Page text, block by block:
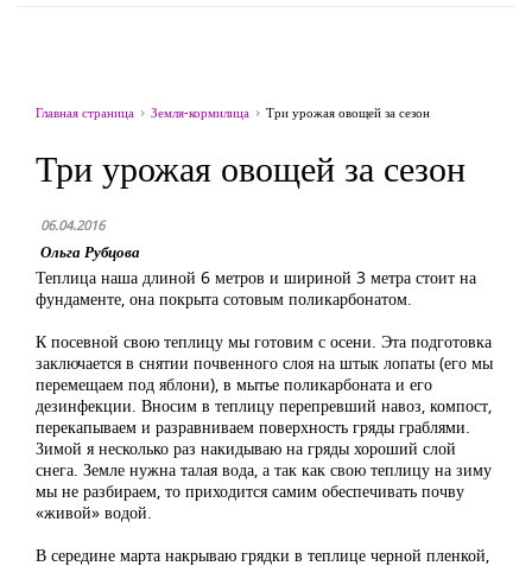
Главная страница Земля-кормилица Три урожая овощей за сезон
Три урожая овощей за сезон
06.04.2016
Ольга Рубцова
Теплица наша длиной 6 метров и шириной 3 метра стоит на
фундаменте, она покрыта сотовым поликарбонатом.
К посевной свою теплицу мы готовим с осени. Эта подготовка
заключается в снятии почвенного слоя на штык лопаты (его мы
перемещаем под яблони), в мытье поликарбоната и его
дезинфекции. Вносим в теплицу перепревший навоз, компост,
перекапываем и разравниваем поверхность гряды граблями.
Зимой я несколько раз накидываю на гряды хороший слой
снега. Земле нужна талая вода, а так как свою теплицу на зиму
мы не разбираем, то приходится самим обеспечивать почву
«живой» водой.
В середине марта накрываю грядки в теплице черной пленкой,